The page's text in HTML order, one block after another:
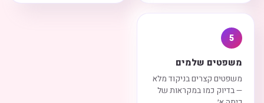
5
משפטים שלמים
משפטים קצרים בניקוד מלא
— בדיוק כמו במקראות של